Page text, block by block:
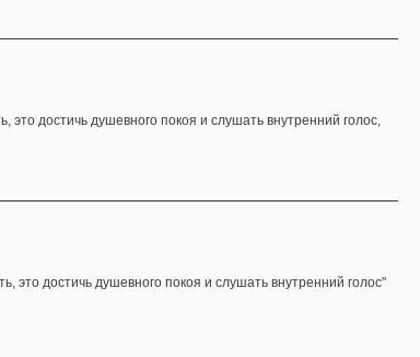
это достичь душевного покоя и слушать внутренний голос,
это достичь душевного покоя и слушать внутренний голос"